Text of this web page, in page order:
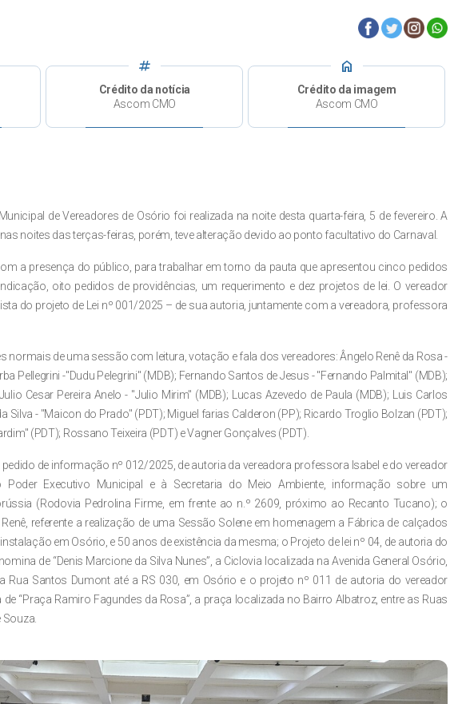
tag
Crédito da notícia
Ascom CMO
home
Crédito da imagem
Ascom CMO
de Vereadores de Osório foi realizada na noite desta quarta-feira, 5 de fevereiro. A
noites das terças-feiras, porém, teve alteração devido ao ponto facultativo do Carnaval.
a presença do público, para trabalhar em torno da pauta que apresentou cinco pedidos
oito pedidos de providências, um requerimento e dez projetos de lei. O vereador
do projeto de Lei nº 001/2025 – de sua autoria, juntamente com a vereadora, professora
normais de uma sessão com leitura, votação e fala dos vereadores:Ângelo Renê da Rosa -
Pellegrini -"Dudu Pelegrini" (MDB); Fernando Santos de Jesus - "Fernando Palmital" (MDB);
Cesar Pereira Anelo - "Julio Mirim" (MDB); Lucas Azevedo de Paula (MDB); Luis Carlos
Silva - "Maicon do Prado" (PDT); Miguel farias Calderon (PP); Ricardo Troglio Bolzan (PDT);
(PDT); Rossano Teixeira (PDT) e Vagner Gonçalves (PDT).
de informação nº 012/2025, de autoria da vereadora professora Isabel e do vereador
Executivo Municipal e à Secretaria do Meio Ambiente, informação sobre um
(Rodovia Pedrolina Firme, em frente ao n.º 2609, próximo ao Recanto Tucano); o
referente a realização de uma Sessão Solene em homenagem a Fábrica de calçados
em Osório, e 50 anos de existência da mesma; o Projeto de lei nº 04, de autoria do
de “Denis Marcione da Silva Nunes”, a Ciclovia localizada na Avenida General Osório,
Rua Santos Dumont até a RS 030, em Osório e o projeto nº 011 de autoria do vereador
“Praça Ramiro Fagundes da Rosa”, a praça localizada no Bairro Albatroz, entre as Ruas
Souza.